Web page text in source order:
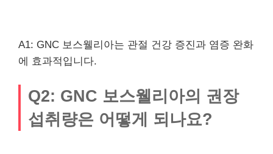
A1: GNC 보스웰리아는 관절 건강 증진과 염증 완화
에 효과적입니다.
Q2: GNC 보스웰리아의 권장
섭취량은 어떻게 되나요?